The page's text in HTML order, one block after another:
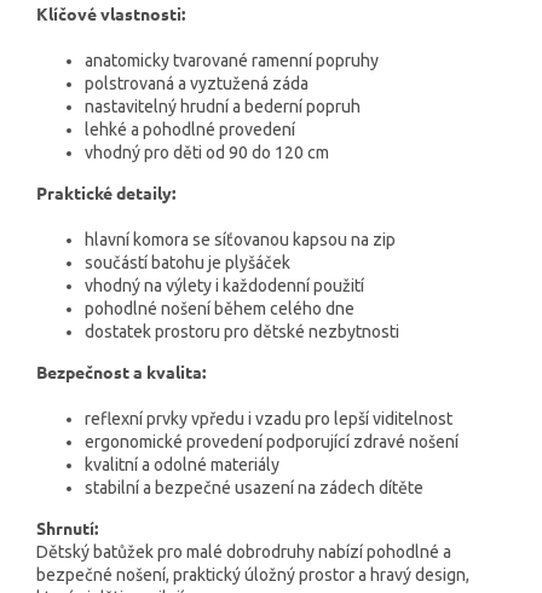
Klíčové vlastnosti:
anatomicky tvarované ramenní popruhy
polstrovaná a vyztužená záda
nastavitelný hrudní a bederní popruh
lehké a pohodlné provedení
vhodný pro děti od 90 do 120 cm
Praktické detaily:
hlavní komora se síťovanou kapsou na zip
součástí batohu je plyšáček
vhodný na výlety i každodenní použití
pohodlné nošení během celého dne
dostatek prostoru pro dětské nezbytnosti
Bezpečnost a kvalita:
reflexní prvky vpředu i vzadu pro lepší viditelnost
ergonomické provedení podporující zdravé nošení
kvalitní a odolné materiály
stabilní a bezpečné usazení na zádech dítěte
Shrnutí:
Dětský batůžek pro malé dobrodruhy nabízí pohodlné a
bezpečné nošení, praktický úložný prostor a hravý design,